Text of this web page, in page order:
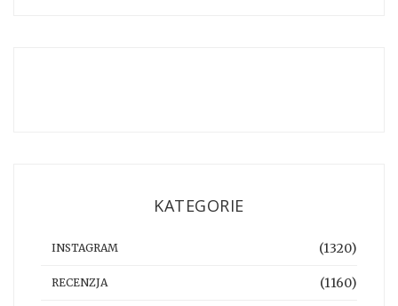
KATEGORIE
INSTAGRAM (1320)
RECENZJA (1160)